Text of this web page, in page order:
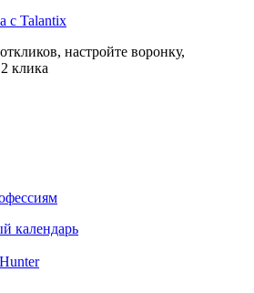
с Talantix
настройте воронку,
клика
календарь